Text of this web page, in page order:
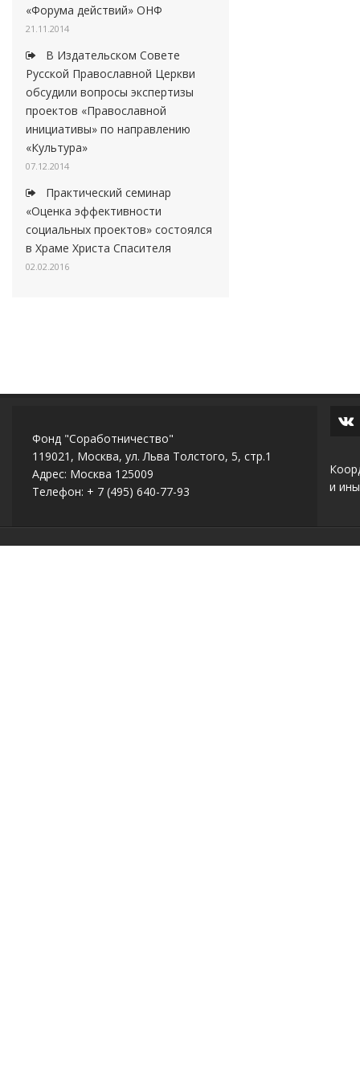
«Форума действий» ОНФ
21.11.2014
В Издательском Совете
Русской Православной Церкви
обсудили вопросы экспертизы
проектов «Православной
инициативы» по направлению
«Культура»
07.12.2014
Практический семинар
«Оценка эффективности
социальных проектов» состоялся
в Храме Христа Спасителя
02.02.2016
Фонд "Соработничество"
119021, Москва, ул. Льва Толстого, 5, стр.1
Адрес: Москва 125009
Телефон: + 7 (495) 640-77-93
и